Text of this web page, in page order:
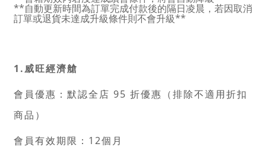
**自動更新時間為訂單完成付款後的隔日凌晨，若因取消
訂單或退貨未達成升級條件則不會升級**
1.威旺經濟艙
會員優惠：默認全店 95 折優惠（排除不適用折扣
商品）
會員有效期限：12個月